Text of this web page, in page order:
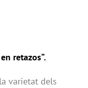
retazos”.
varietat dels